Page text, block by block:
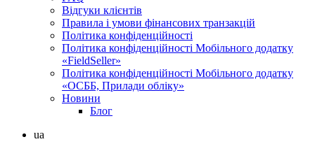
Відгуки клієнтів
Правила і умови фінансових транзакцій
Політика конфіденційності
Політика конфіденційності Мобільного додатку
«FieldSeller»
Політика конфіденційності Мобільного додатку
«ОСББ, Прилади обліку»
Новини
Блог
ua